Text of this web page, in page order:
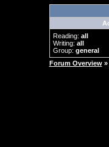
Reading: all
Writing: all
Group: general
Forum Overview »